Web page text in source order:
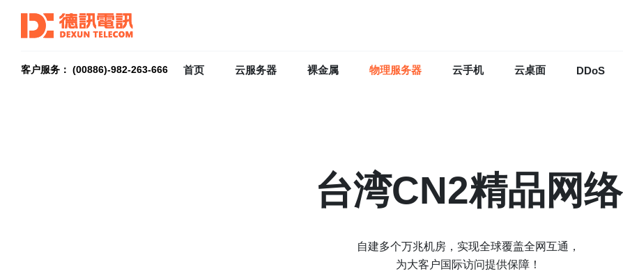
客户服务： (00886)-982-263-666 首页 云服务器 裸金属 物理服务器 云手机 云桌面 DDoS
台湾CN2精品网络
自建多个万兆机房，实现全球覆盖全网互通，
为大客户国际访问提供保障！